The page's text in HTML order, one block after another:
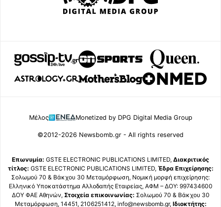
Μέλος Monetized by DPG Digital Media Group
©2012-2026 Newsbomb.gr - All rights reserved
Επωνυμία: GSTE ELECTRONIC PUBLICATIONS LIMITED, Διακριτικός
τίτλος: GSTE ELECTRONIC PUBLICATIONS LIMITED, Έδρα Επιχείρησης:
Σολωμού 70 & Βάκχου 30 Μεταμόρφωση, Νομική μορφή επιχείρησης:
Ελληνικό Υποκατάστημα Αλλοδαπής Εταιρείας, ΑΦΜ – ΔΟΥ: 997434600
ΔΟΥ ΦΑΕ Αθηνών, Στοιχεία επικοινωνίας: Σολωμού 70 & Βάκχου 30
Μεταμόρφωση, 14451, 2106251412, info@newsbomb.gr, Ιδιοκτήτης: